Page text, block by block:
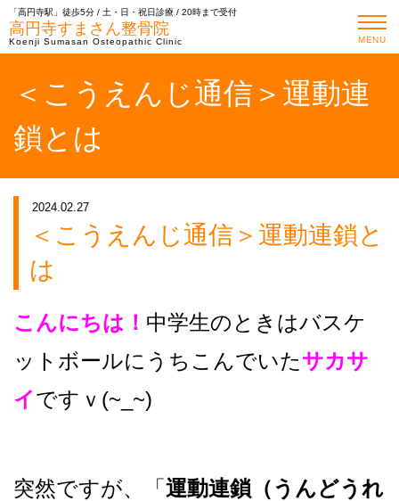
「高円寺駅」徒歩5分 / 土・日・祝日診療 / 20時まで受付
高円寺すまさん整骨院
Koenji Sumasan Osteopathic Clinic MENU
＜こうえんじ通信＞運動連
鎖とは
2024.02.27
＜こうえんじ通信＞運動連鎖と
は
こんにちは！ 中学生のときはバスケ
ットボールにうちこんでいたサカサ
イですｖ(~_~)
突然ですが、「 運動連鎖（うんどうれ